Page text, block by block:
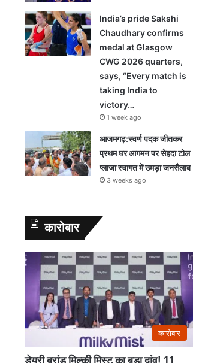
India’s pride Sakshi
Chaudhary confirms
medal at Glasgow
CWG 2026 quarters,
says, “Every match is
taking India to
victory…
1 week ago
आजमगढ़:स्वर्ण पदक जीतकर
प्रथम घर आगमन पर सेहदा टोल
प्लाजा स्वागत में उमड़ा जनसैलाब
3 weeks ago
कारोबार
कारोबार
डेयरी ब्रांड मिल्की मिस्ट का बड़ा दांव! 11